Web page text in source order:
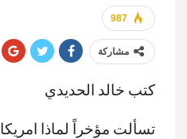
987
مشاركة
كتب خالد الحديدي
تسألت مؤخراً لماذا امريكا